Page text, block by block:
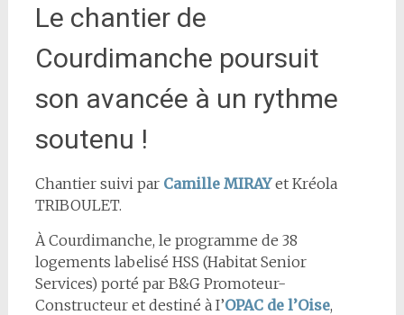
Le chantier de
Courdimanche poursuit
son avancée à un rythme
soutenu !
Chantier suivi par Camille MIRAYet Kréola
TRIBOULET.
À Courdimanche, le programme de 38
logements labelisé HSS (Habitat Senior
Services) porté par B&G Promoteur-
Constructeur et destiné à I’OPAC de l’Oise,